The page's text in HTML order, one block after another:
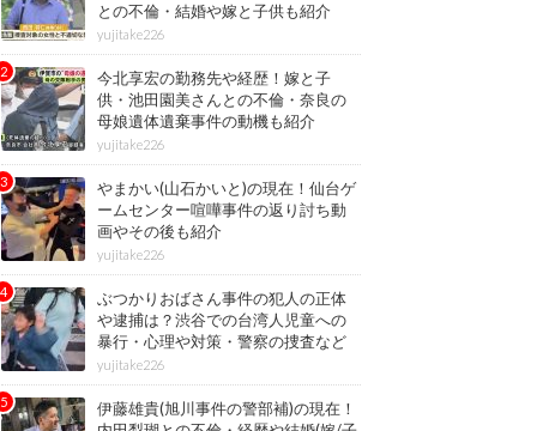
との不倫・結婚や嫁と子供も紹介
yujitake226
今北享宏の勤務先や経歴！嫁と子
供・池田園美さんとの不倫・奈良の
母娘遺体遺棄事件の動機も紹介
yujitake226
やまかい(山石かいと)の現在！仙台ゲ
ームセンター喧嘩事件の返り討ち動
画やその後も紹介
yujitake226
ぶつかりおばさん事件の犯人の正体
や逮捕は？渋谷での台湾人児童への
暴行・心理や対策・警察の捜査など
その後も紹介
yujitake226
伊藤雄貴(旭川事件の警部補)の現在！